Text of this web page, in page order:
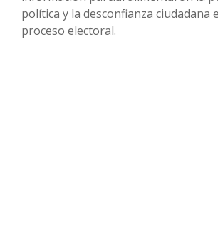
política y la desconfianza ciudadana
proceso electoral.